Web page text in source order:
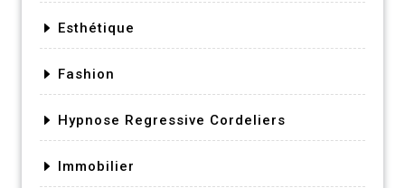
Esthétique
Fashion
Hypnose Regressive Cordeliers
Immobilier